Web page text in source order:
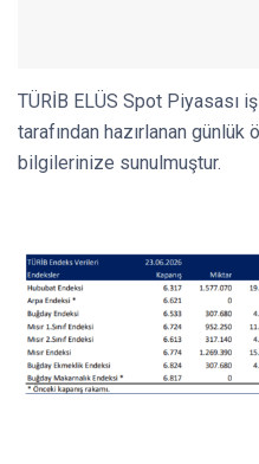
TÜRİB ELÜS Spot Piyasası
tarafından hazırlanan günlük
bilgilerinize sunulmuştur.